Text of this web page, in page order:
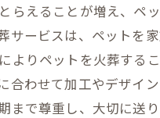
らえることが増え、ペ
サービスは、ペットを
よりペットを火葬する
合わせて加工やデザイ
まで尊重し、大切に送